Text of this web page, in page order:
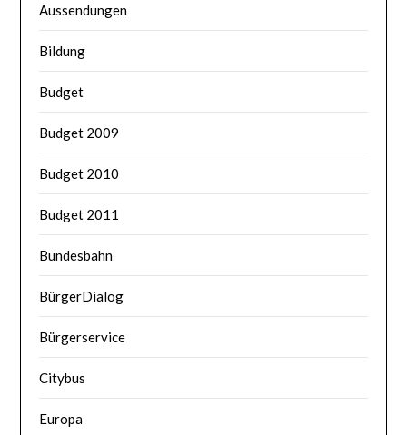
Aussendungen
Bildung
Budget
Budget 2009
Budget 2010
Budget 2011
Bundesbahn
BürgerDialog
Bürgerservice
Citybus
Europa